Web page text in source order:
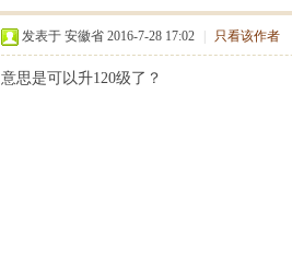
发表于 安徽省 2016-7-28 17:02 只看该作者
意思是可以升120级了？